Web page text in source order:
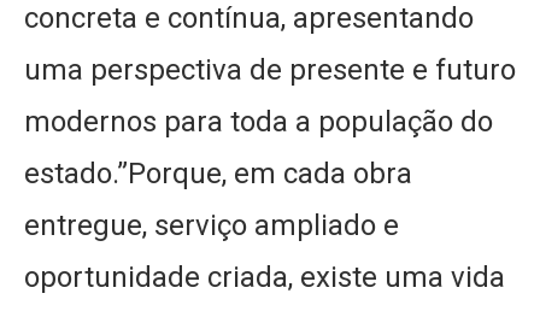
concreta e contínua, apresentando
uma perspectiva de presente e futuro
modernos para toda a população do
estado.”Porque, em cada obra
entregue, serviço ampliado e
oportunidade criada, existe uma vida